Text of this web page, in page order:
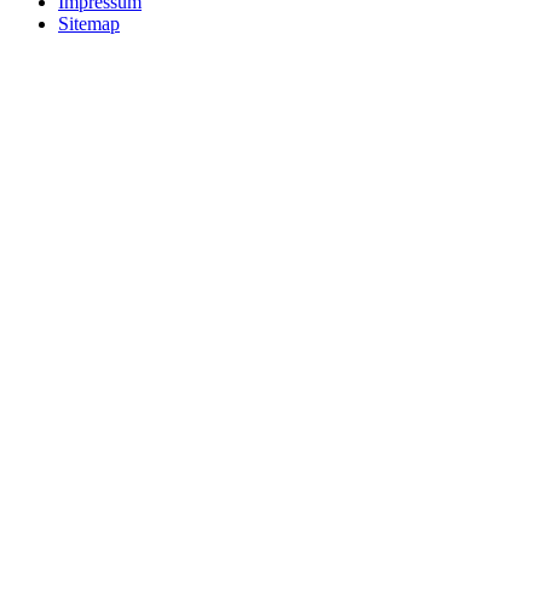
Sitemap